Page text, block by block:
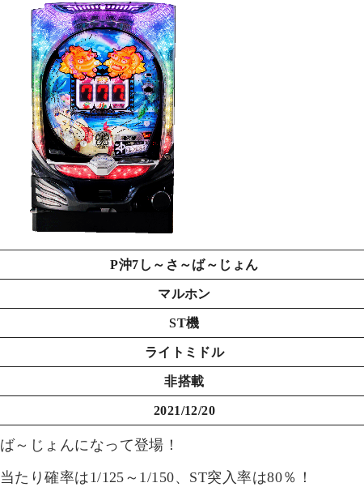
P沖7し～さ～ば～じょん
マルホン
ST機
ライトミドル
非搭載
2021/12/20
～じょんになって登場！
たり確率は1/125～1/150、ST突入率は80％！